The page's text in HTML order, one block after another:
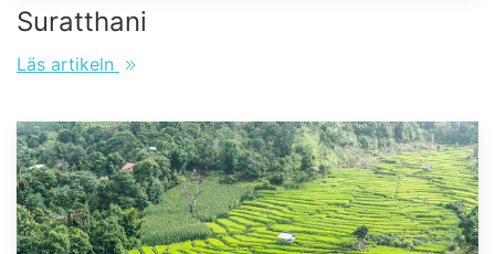
Suratthani
Läs artikeln